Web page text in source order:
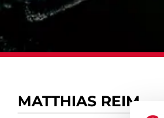
MATTHIAS REIM